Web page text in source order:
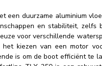
een duurzame aluminium
en stabiliteit,
voor verschillende
kiezen van een motor
is om de boot efficiënt te